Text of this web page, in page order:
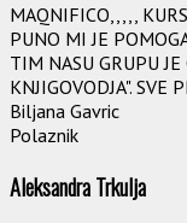
MAQNIFICO,,,,,
PUNO MI JE
TIM NASU GRUPU
KNJIGOVODJA". SVE
Biljana Gavric
Polaznik
Aleksandra Trkulja